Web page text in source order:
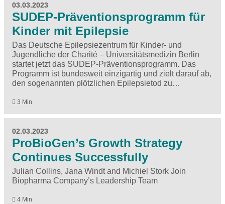
03.03.2023
SUDEP-Präventionsprogramm für
Kinder mit Epilepsie
Das Deutsche Epilepsiezentrum für Kinder- und
Jugendliche der Charité – Universitätsmedizin Berlin
startet jetzt das SUDEP-Präventionsprogramm. Das
Programm ist bundesweit einzigartig und zielt darauf ab,
den sogenannten plötzlichen Epilepsietod zu…
3 Min
02.03.2023
ProBioGen’s Growth Strategy
Continues Successfully
Julian Collins, Jana Windt and Michiel Stork Join
Biopharma Company’s Leadership Team
4 Min